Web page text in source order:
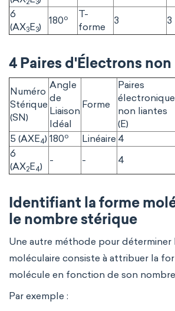
2 3
6
(AX3E3)
180o
T-
forme
3 3
4 Paires d'Électrons
Numéro
Stérique
(SN)
Angle
de
Liaison
Idéal
Forme
Paires
non liantes
(E)
5 (AXE4) 180o Linéaire 4
6
(AX2E4)
- - 4
Identifiant la forme
le nombre stérique
Une autre méthode pour déterminer
moléculaire consiste à attribuer la
molécule en fonction de son
Par exemple :